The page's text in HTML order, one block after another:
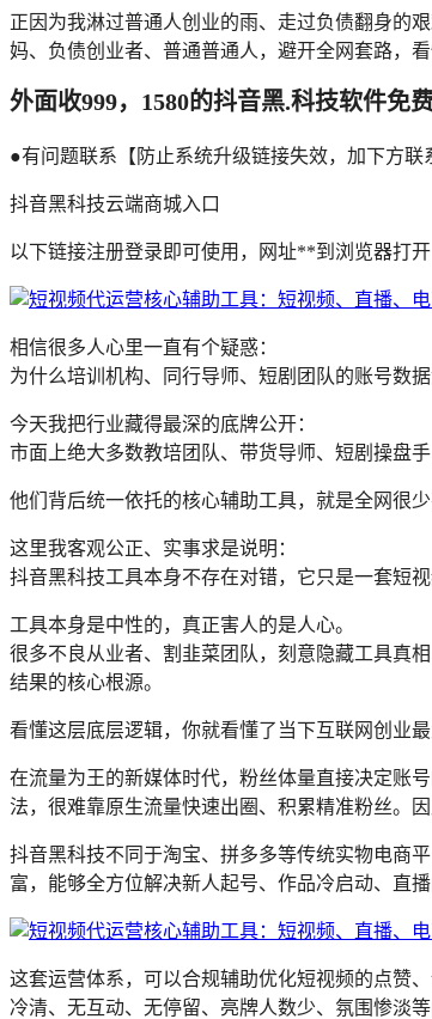
正因为我淋过普通人创业的雨、走过负债翻身的
妈、负债创业者、普通普通人，避开全网套路，
外面收999，1580的抖音黑.科技软件免
●有问题联系【防止系统升级链接失效，加下方联
抖音黑科技云端商城入口
以下链接注册登录即可使用，网址**到浏览器打开
相信很多人心里一直有个疑惑：
为什么培训机构、同行导师、短剧团队的账号数
今天我把行业藏得最深的底牌公开：
市面上绝大多数教培团队、带货导师、短剧操盘
他们背后统一依托的核心辅助工具，就是全网很
这里我客观公正、实事求是说明：
抖音黑科技工具本身不存在对错，它只是一套短
工具本身是中性的，真正害人的是人心。
很多不良从业者、割韭菜团队，刻意隐藏工具真
结果的核心根源。
看懂这层底层逻辑，你就看懂了当下互联网创业
在流量为王的新媒体时代，粉丝体量直接决定账
法，很难靠原生流量快速出圈、积累精准粉丝。
抖音黑科技不同于淘宝、拼多多等传统实物电商
富，能够全方位解决新人起号、作品冷启动、直
这套运营体系，可以合规辅助优化短视频的点赞
冷清、无互动、无停留、亮牌人数少、氛围惨淡